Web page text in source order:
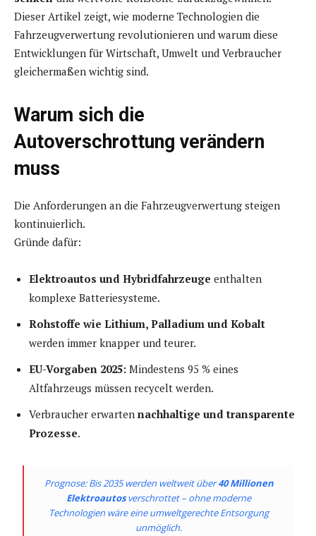
Dieser Artikel zeigt, wie moderne Technologien die
Fahrzeugverwertung revolutionieren und warum diese
Entwicklungen für Wirtschaft, Umwelt und Verbraucher
gleichermaßen wichtig sind.
Warum sich die
Autoverschrottung verändern
muss
Die Anforderungen an die Fahrzeugverwertung steigen
kontinuierlich.
Gründe dafür:
Elektroautos und Hybridfahrzeuge enthalten
komplexe Batteriesysteme.
Rohstoffe wie Lithium, Palladium und Kobalt
werden immer knapper und teurer.
EU-Vorgaben 2025: Mindestens 95 % eines
Altfahrzeugs müssen recycelt werden.
Verbraucher erwarten nachhaltige und transparente
Prozesse.
Prognose: Bis 2035 werden weltweit über40 Millionen
Elektroautosverschrottet – ohne moderne
Technologien wäre eine umweltgerechte Entsorgung
unmöglich.